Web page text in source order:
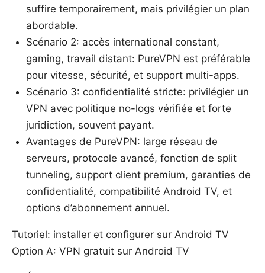
suffire temporairement, mais privilégier un plan
abordable.
Scénario 2: accès international constant,
gaming, travail distant: PureVPN est préférable
pour vitesse, sécurité, et support multi-apps.
Scénario 3: confidentialité stricte: privilégier un
VPN avec politique no-logs vérifiée et forte
juridiction, souvent payant.
Avantages de PureVPN: large réseau de
serveurs, protocole avancé, fonction de split
tunneling, support client premium, garanties de
confidentialité, compatibilité Android TV, et
options d’abonnement annuel.
Tutoriel: installer et configurer sur Android TV
Option A: VPN gratuit sur Android TV